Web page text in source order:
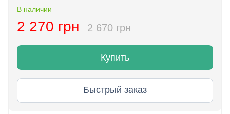
В наличии
2 270 грн 2 670 грн
Купить
Быстрый заказ